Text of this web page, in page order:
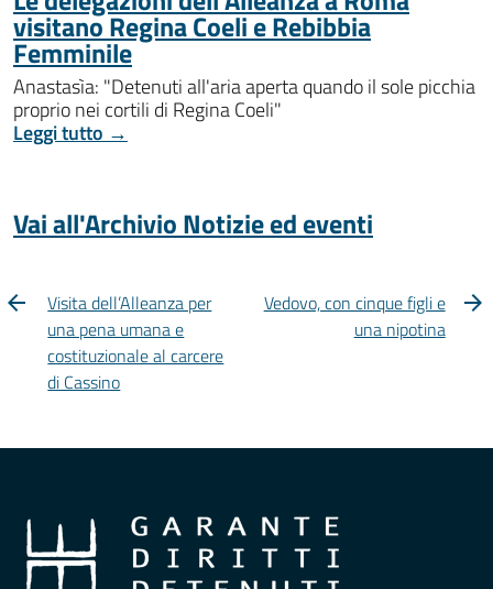
visitano Regina Coeli e Rebibbia
Femminile
Anastasìa: "Detenuti all'aria aperta quando il sole picchia
proprio nei cortili di Regina Coeli"
Leggi tutto →
Vai all'Archivio Notizie ed eventi
Visita dell’Alleanza per
una pena umana e
costituzionale al carcere
di Cassino
Vedovo, con cinque figli e
una nipotina